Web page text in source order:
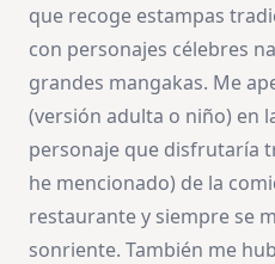
que recoge estampas
con personajes célebres
grandes mangakas. Me
(versión adulta o niño) en
personaje que disfrutaría
he mencionado) de la
restaurante y siempre se
sonriente. También me